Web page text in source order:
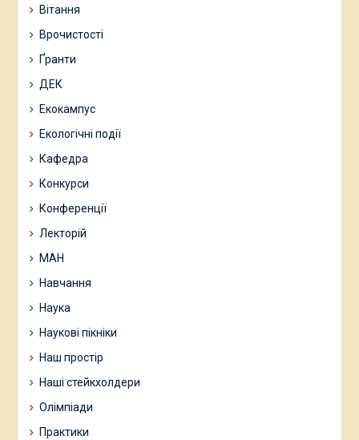
Вітання
Врочистості
Ґранти
ДЕК
Екокампус
Екологічні події
Кафедра
Конкурси
Конференції
Лекторій
МАН
Навчання
Наука
Наукові пікніки
Наш простір
Наші стейкхолдери
Олімпіади
Практики